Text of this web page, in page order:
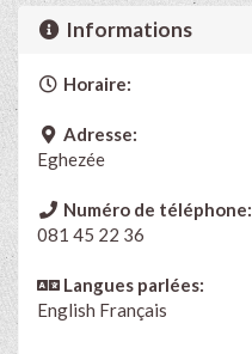
Informations
Horaire:
Adresse:
Eghezée
Numéro de téléphone:
081 45 22 36
Langues parlées:
English Français